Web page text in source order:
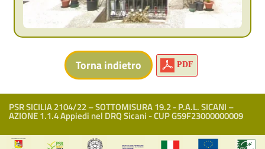
PDF
PSR SICILIA 2104/22 – SOTTOMISURA 19.2 - P.A.L. SICANI –
AZIONE 1.1.4 Appiedi nel DRQ Sicani - CUP G59F23000000009